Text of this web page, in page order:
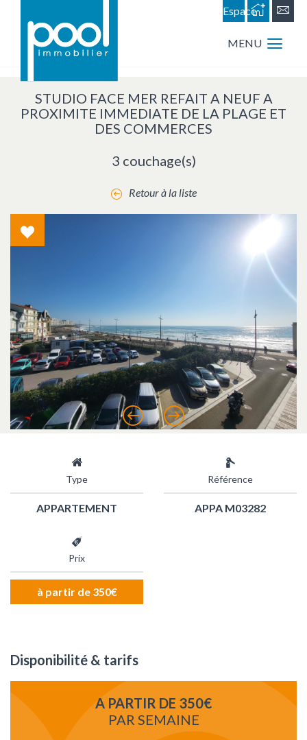
Espace
personnel
MENU
STUDIO FACE MER REFAIT A NEUF A
PROXIMITE IMMEDIATE DE LA PLAGE ET
DES COMMERCES
3 couchage(s)
Retour à la liste
Coup
de
Précédent
Suivant
Type
APPARTEMENT
Référence
APPA M03282
Prix
à partir de 350€
Disponibilité & tarifs
A PARTIR DE 350€
PAR SEMAINE